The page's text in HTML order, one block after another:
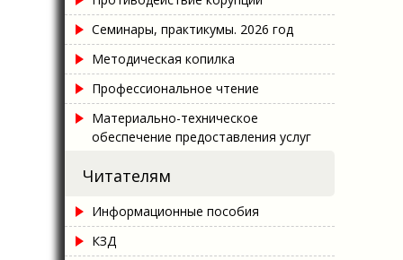
Семинары, практикумы. 2026 год
Методическая копилка
Профессиональное чтение
Материально-техническое
обеспечение предоставления услуг
Читателям
Информационные пособия
КЗД